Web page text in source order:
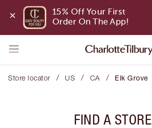
15% Off Your First
Order On The App!
Store locator / US / CA / Elk Grove
FIND A STORE